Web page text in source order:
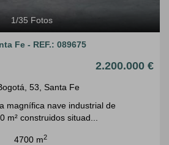
1/35 Fotos
Fe - REF.: 089675
2.200.000 €
53, Santa Fe
magnífica nave industrial de
m² construidos situad...
4700 m2